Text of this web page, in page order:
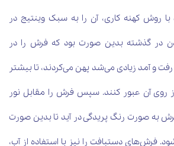
روش کهنه کاری، آن را به سبک وینتیج در
در گذشته بدین صورت بود که فرش را در
رفت و آمد زیادی می‌شد پهن می‌کردند، تا بیشتر
از روی آن عبور کنند. سپس فرش را مقابل نور
به صورت رنگ پریدگی در آید تا بدین صورت
فرش‌های دستبافت را نیز با استفاده از آب،